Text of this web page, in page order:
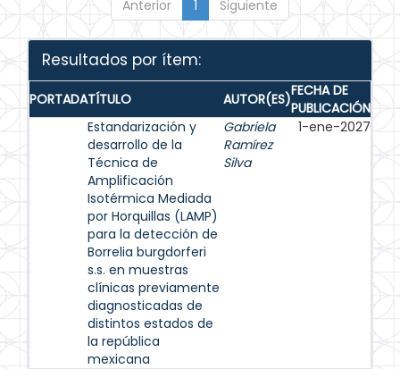
Anterior 1 Siguiente
Resultados por ítem:
PORTADATÍTULO AUTOR(ES)FECHA DE
PUBLICACIÓN
Estandarización y
desarrollo de la
Técnica de
Amplificación
Isotérmica Mediada
por Horquillas (LAMP)
para la detección de
Borrelia burgdorferi
s.s. en muestras
clínicas previamente
diagnosticadas de
distintos estados de
la república
mexicana
Gabriela
Ramírez
Silva
1-ene-2027